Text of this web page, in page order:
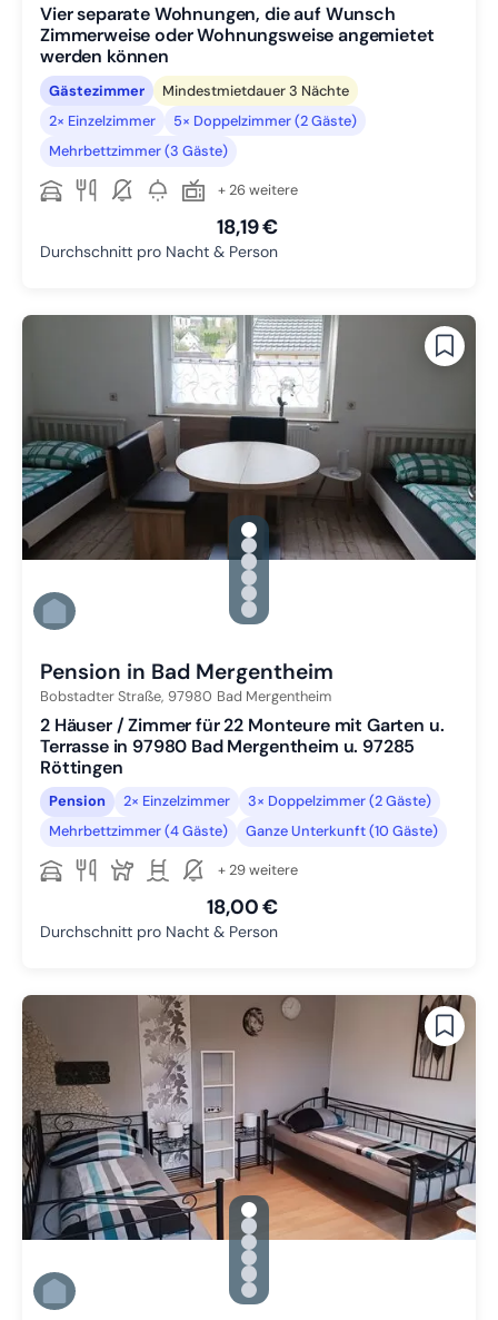
Vier separate Wohnungen, die auf Wunsch
Zimmerweise oder Wohnungsweise angemietet
werden können
Gästezimmer
Mindestmietdauer 3 Nächte
2× Einzelzimmer
5× Doppelzimmer (2 Gäste)
Mehrbettzimmer (3 Gäste)
+ 26 weitere
18,19 €
Durchschnitt pro Nacht & Person
gallery.slide_selector
Zu Slide 1 wechseln
Zu Slide 2 wechseln
Zu Slide 3 wechseln
Zu Slide 4 wechseln
Zu Slide 5 wechseln
Zu Slide 6 wechseln
Pension in Bad Mergentheim
Bobstadter Straße, 97980 Bad Mergentheim
2 Häuser / Zimmer für 22 Monteure mit Garten u.
Terrasse in 97980 Bad Mergentheim u. 97285
Röttingen
Pension 2× Einzelzimmer
3× Doppelzimmer (2 Gäste)
Mehrbettzimmer (4 Gäste)
Ganze Unterkunft (10 Gäste)
+ 29 weitere
18,00 €
Durchschnitt pro Nacht & Person
gallery.slide_selector
Zu Slide 1 wechseln
Zu Slide 2 wechseln
Zu Slide 3 wechseln
Zu Slide 4 wechseln
Zu Slide 5 wechseln
Zu Slide 6 wechseln